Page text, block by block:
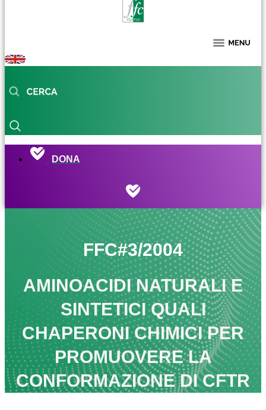
DONA
FFC#3/2004
AMINOACIDI NATURALI E
SINTETICI QUALI
CHAPERONI CHIMICI PER
PROMUOVERE LA
CONFORMAZIONE DI CFTR